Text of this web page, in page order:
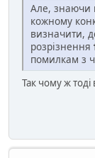
Але, знаючи
кожному
визначити,
розрізнення
помилкам з
Так чому ж